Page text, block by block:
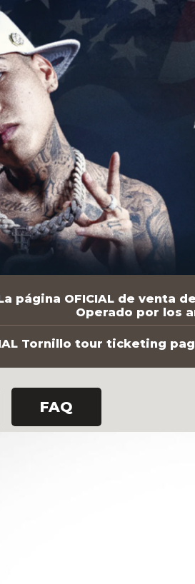
página OFICIAL de venta
Operado por los
Tornillo tour ticketing
FAQ